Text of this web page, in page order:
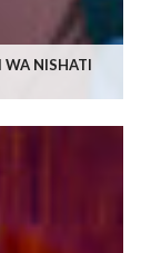
WA NISHATI